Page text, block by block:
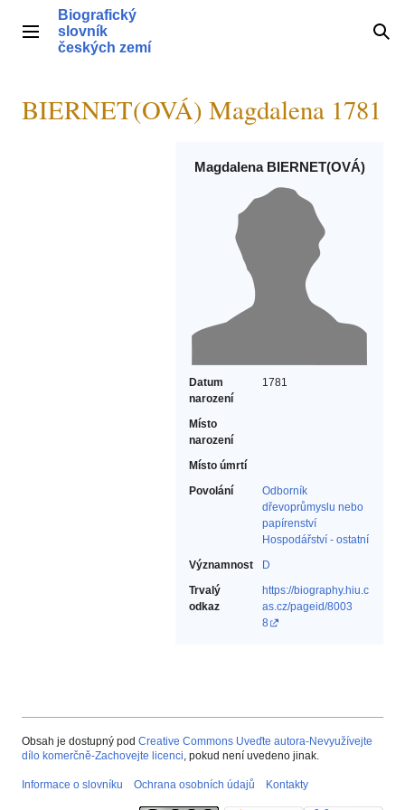
obsahHlavní menu
Biografický
slovník
českých zemí
BIERNET(OVÁ) Magdalena 1781
Magdalena BIERNET(OVÁ)
Datum
narození
1781
Místo
narození
Místo úmrtí
Povolání
Odborník
dřevoprůmyslu nebo
papírenství‎
Hospodářství - ostatní‎
Významnost
D
Trvalý
odkaz
https://biography.hiu.c
as.cz/pageid/8003
8
Obsah je dostupný pod Creative Commons Uveďte autora-Nevyužívejte
dílo komerčně-Zachovejte licenci, pokud není uvedeno jinak.
Informace o slovníku Ochrana osobních údajů Kontakty